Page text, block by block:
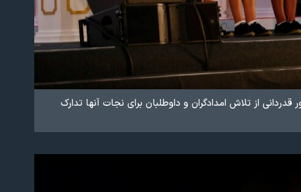
از تلاش امدادگران و داوطلبان برای نجات آنها تدارک